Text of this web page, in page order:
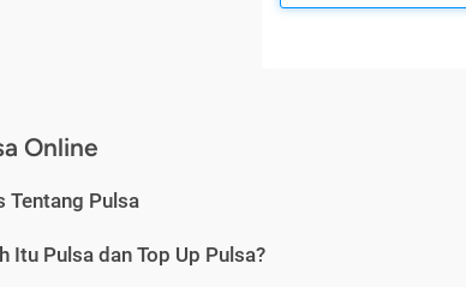
Online
Tentang Pulsa
Itu Pulsa dan Top Up Pulsa?